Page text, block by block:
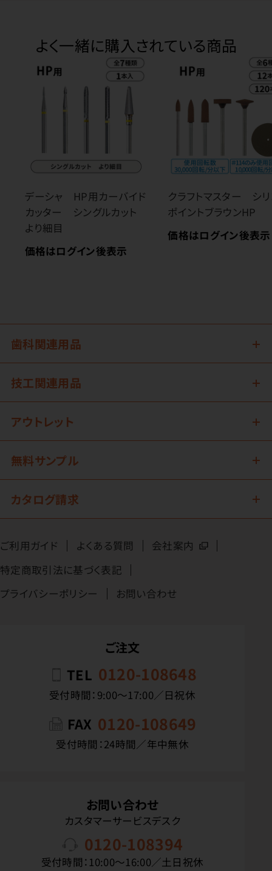
よく一緒に購入されている商品
デーシャ HP用カーバイド
カッター シングルカット
より細目
価格はログイン後表示
クラフトマスター シ
ポイントブラウンHP
価格はログイン後表示
歯科関連用品
技工関連用品
アウトレット
無料サンプル
カタログ請求
ご利用ガイド よくある質問
会社案内
特定商取引法に基づく表記
プライバシーポリシー
お問い合わせ
ご注文
TEL 0120-108648
受付時間：9:00〜17:00／日祝休
FAX 0120-108649
受付時間：24時間／年中無休
お問い合わせ
カスタマーサービスデスク
0120-108394
受付時間：10:00〜16:00／土日祝休